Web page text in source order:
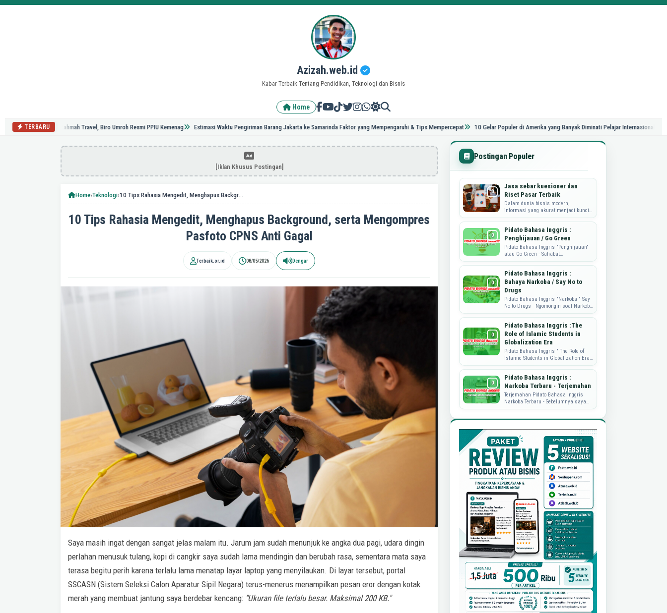
Azizah.web.id
Kabar Terbaik Tentang Pendidikan, Teknologi dan Bisnis
Home
TERBARU
Mengenal Rahmah Travel, Biro Umroh Resmi PPIU Kemenag Estimasi Waktu Pengiriman Barang Jakarta ke Samarinda Faktor yang Mempengaruhi & Tips Mempercepat 10 Gelar Populer di Amerika yang Banyak Diminati Pelajar Internasional Panduan
[Iklan Khusus Postingan]
Home›Teknologi› 10 Tips Rahasia Mengedit, Menghapus Background, serta Mengompres Pasfoto CPNS Anti Gagal
10 Tips Rahasia Mengedit, Menghapus Background, serta Mengompres
Pasfoto CPNS Anti Gagal
Terbaik.or.id 08/05/2026 Dengar
Saya masih ingat dengan sangat jelas malam itu. Jarum jam sudah menunjuk ke angka dua pagi, udara dingin
perlahan menusuk tulang, kopi di cangkir saya sudah lama mendingin dan berubah rasa, sementara mata saya
terasa begitu perih karena terlalu lama menatap layar laptop yang menyilaukan. Di layar tersebut, portal
SSCASN (Sistem Seleksi Calon Aparatur Sipil Negara) terus-menerus menampilkan pesan eror dengan kotak
merah yang membuat jantung saya berdebar kencang: "Ukuran file terlalu besar. Maksimal 200 KB."
Postingan Populer
Jasa sebar kuesioner dan
Riset Pasar Terbaik
Dalam dunia bisnis modern,
informasi yang akurat menjadi kunci
utama dalam merumuskan strategi,
mengembangkan produk, dan
memahami kebutuhan...
Pidato Bahasa Inggris :
Penghijauan / Go Green
Pidato Bahasa Inggris "Penghijauan"
atau Go Green - Sahabat
Dataguru.web.id, pidato yang di share
ini adalah tulisan dari mbak ...
Pidato Bahasa Inggris :
Bahaya Narkoba / Say No to
Drugs
Pidato Bahasa Inggris "Narkoba " Say
No to Drugs - Ngomongin soal Narkoba
nih, memang sungguh
memprihatinkan. Nah, sebagai wujud
...
Pidato Bahasa Inggris :The
Role of Islamic Students in
Globalization Era
Pidato Bahasa Inggris " The Role of
Islamic Students in Globalization Era"
Pidato Bahasa Inggris kali ini akan
berbagi soal peran...
Pidato Bahasa Inggris :
Narkoba Terbaru - Terjemahan
Terjemahan Pidato Bahasa Inggris
Narkoba Terbaru - Sebelumnya saya
sudah pernah publish perihal Pidato
Namu...